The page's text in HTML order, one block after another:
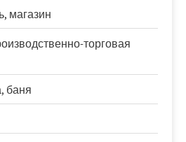
магазин
торговая
баня